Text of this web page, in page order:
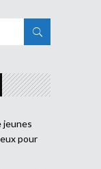
pour